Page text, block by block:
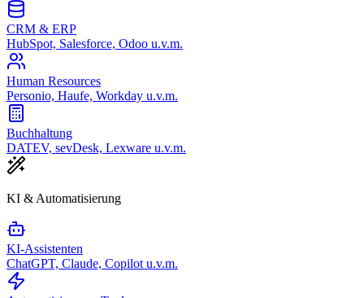
CRM & ERP
HubSpot, Salesforce, Odoo u.v.m.
Human Resources
Personio, Haufe, Workday u.v.m.
Buchhaltung
DATEV, sevDesk, Lexware u.v.m.
KI & Automatisierung
KI-Assistenten
ChatGPT, Claude, Copilot u.v.m.